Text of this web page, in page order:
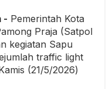
- Pemerintah Kota
Praja (Satpol
kegiatan Sapu
traffic light
(21/5/2026)